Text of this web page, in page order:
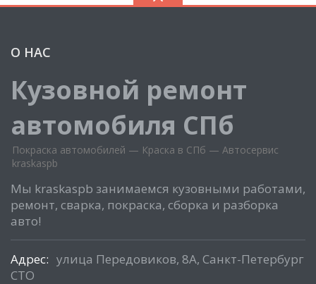
О НАС
Кузовной ремонт
автомобиля СПб
Покраска автомобилей — Краска в СПб — Автосервис
kraskaspb
Мы kraskaspb занимаемся кузовными работами,
ремонт, сварка, покраска, сборка и разборка
авто!
Адрес: улица Передовиков, 8А, Санкт-Петербург
СТО